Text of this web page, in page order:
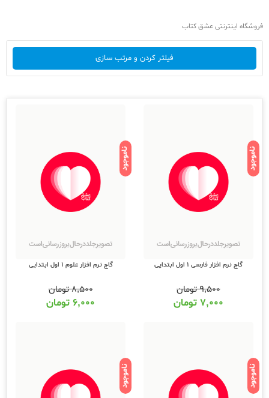
فروشگاه اینترنتی عشق کتاب
فیلتر کردن و مرتب سازی
ناموجود
گاج نرم افزار فارسی 1 اول ابتدایی
۹,۵۰۰تومان
۷,۰۰۰ تومان
ناموجود
گاج نرم افزار علوم 1 اول ابتدایی
۸,۵۰۰تومان
۶,۰۰۰ تومان
ناموجود ناموجود